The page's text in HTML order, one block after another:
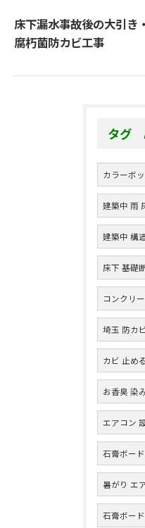
床下漏水事故後の大引き
腐朽菌防カビ工事
タグ
カラーボ
建築中 雨
建築中 構
床下 基礎
コンクリ
埼玉 防カ
カビ 止め
お香臭 染
エアコン
石膏ボー
暑がり エ
石膏ボー